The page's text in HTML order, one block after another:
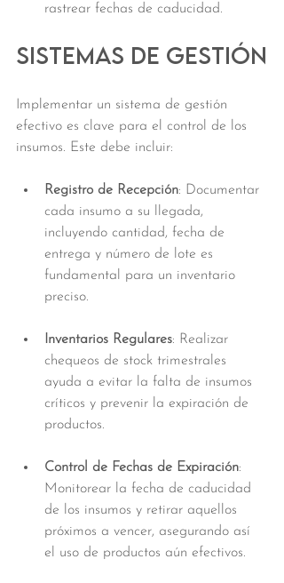
rastrear fechas de caducidad.
Sistemas de Gestión
Implementar un sistema de gestión
efectivo es clave para el control de los
insumos. Este debe incluir:
Registro de Recepción: Documentar
cada insumo a su llegada,
incluyendo cantidad, fecha de
entrega y número de lote es
fundamental para un inventario
preciso.
Inventarios Regulares: Realizar
chequeos de stock trimestrales
ayuda a evitar la falta de insumos
críticos y prevenir la expiración de
productos.
Control de Fechas de Expiración:
Monitorear la fecha de caducidad
de los insumos y retirar aquellos
próximos a vencer, asegurando así
el uso de productos aún efectivos.